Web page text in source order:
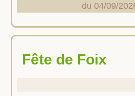
du 04/09/
Fête de Foix